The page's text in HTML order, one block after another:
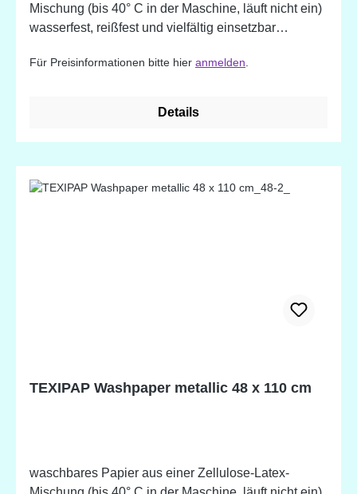
Mischung (bis 40° C in der Maschine, läuft nicht ein)
wasserfest, reißfest und vielfältig einsetzbar
Kreativität keine Grenzen gesetzt. Das Papier kann
Laune verziert werden. So macht Handarbeiten
schöne Lederoptik.
Für Preisinformationen bitte hier anmelden
Details
TEXIPAP Washpaper metallic 48 x 110 cm
waschbares Papier aus einer Zellulose-Latex-